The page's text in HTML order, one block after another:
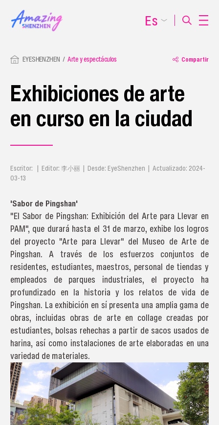
EYESHENZHEN Arte y espectáculos Compartir
Exhibiciones de arte
en curso en la ciudad
Escritor: | Editor: 李小丽 | Desde: EyeShenzhen | Actualizado: 2024-
03-13
'Sabor de Pingshan'
"El Sabor de Pingshan: Exhibición del Arte para Llevar en
PAM", que durará hasta el 31 de marzo, exhibe los logros
del proyecto "Arte para Llevar" del Museo de Arte de
Pingshan. A través de los esfuerzos conjuntos de
residentes, estudiantes, maestros, personal de tiendas y
empleados de parques industriales, el proyecto ha
profundizado en la historia y los relatos de vida de
Pingshan. La exhibición en sí presenta una amplia gama de
obras, incluidas obras de arte en collage creadas por
estudiantes, bolsas rehechas a partir de sacos usados de
harina, así como instalaciones de arte elaboradas en una
variedad de materiales.
Es